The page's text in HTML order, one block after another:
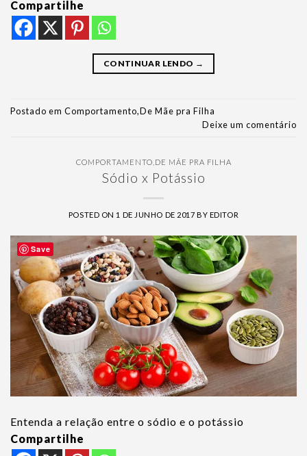
Compartilhe
CONTINUAR LENDO →
Postado em Comportamento,De Mãe pra Filha
Deixe um comentário
COMPORTAMENTO DE MÃE PRA FILHA
Sódio x Potássio
POSTED ON 1 DE JUNHO DE 2017 BY EDITOR
Entenda a relação entre o sódio e o potássio
Compartilhe
Save